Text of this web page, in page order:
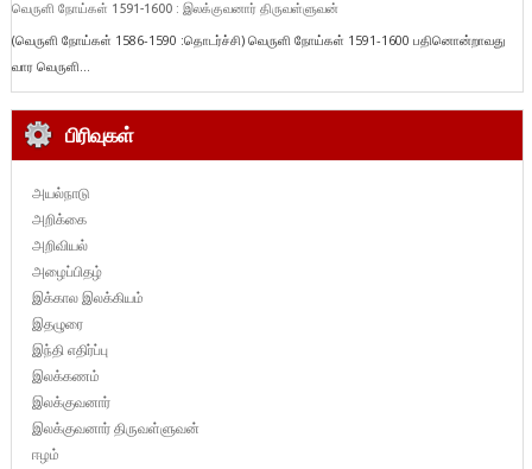
வெருளி நோய்கள் 1591-1600 : இலக்குவனார் திருவள்ளுவன்
(வெருளி நோய்கள் 1586-1590 :தொடர்ச்சி) வெருளி நோய்கள் 1591-1600 பதினொன்றாவது
வார வெருளி...
பிரிவுகள்
அயல்நாடு
அறிக்கை
அறிவியல்
அழைப்பிதழ்
இக்கால இலக்கியம்
இதழுரை
இந்தி எதிர்ப்பு
இலக்கணம்
இலக்குவனார்
இலக்குவனார் திருவள்ளுவன்
ஈழம்